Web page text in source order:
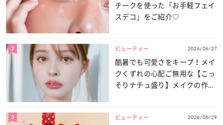
チークを使った「お手軽フェイ
スデコ」をご紹介♡
2 ビューティー 2026/06/27
酷暑でも可愛さをキープ！メイ
クくずれの心配ご無用な【こっ
そりナチュ盛り】メイクの作り
3 ビューティー 2026/06/29